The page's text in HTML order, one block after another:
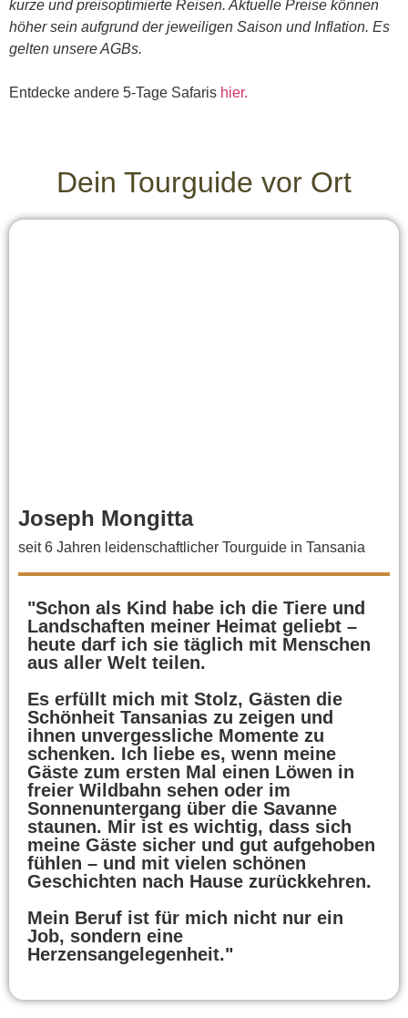
kurze und preisoptimierte Reisen. Aktuelle Preise können
höher sein aufgrund der jeweiligen Saison und Inflation. Es
gelten unsere AGBs.
Entdecke andere 5-Tage Safaris hier.
Dein Tourguide vor Ort
Joseph Mongitta
seit 6 Jahren leidenschaftlicher Tourguide in Tansania
"Schon als Kind habe ich die Tiere und
Landschaften meiner Heimat geliebt –
heute darf ich sie täglich mit Menschen
aus aller Welt teilen.
Es erfüllt mich mit Stolz, Gästen die
Schönheit Tansanias zu zeigen und
ihnen unvergessliche Momente zu
schenken. Ich liebe es, wenn meine
Gäste zum ersten Mal einen Löwen in
freier Wildbahn sehen oder im
Sonnenuntergang über die Savanne
staunen. Mir ist es wichtig, dass sich
meine Gäste sicher und gut aufgehoben
fühlen – und mit vielen schönen
Geschichten nach Hause zurückkehren.
Mein Beruf ist für mich nicht nur ein
Job, sondern eine
Herzensangelegenheit."